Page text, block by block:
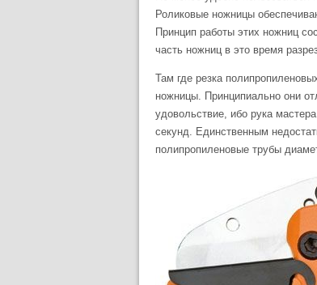
Роликовые ножницы
Принцип работы этих ножниц
часть ножниц в это время
Там где резка
ножницы. Принципиально они
удовольствие, ибо рука
секунд. Единственным
полипропиленовые трубы